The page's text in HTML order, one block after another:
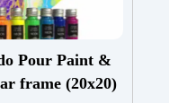
Pour Paint &
frame (20x20)